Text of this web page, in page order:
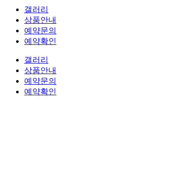
갤러리
상품안내
예약문의
예약확인
갤러리
상품안내
예약문의
예약확인